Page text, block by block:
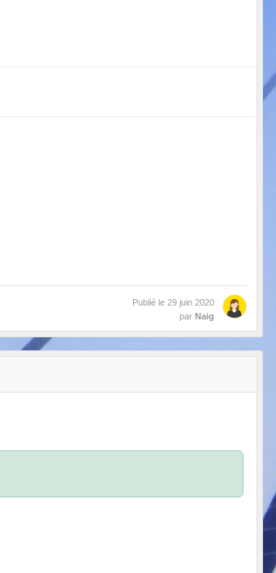
Publié le 29 juin 2020
par Naig